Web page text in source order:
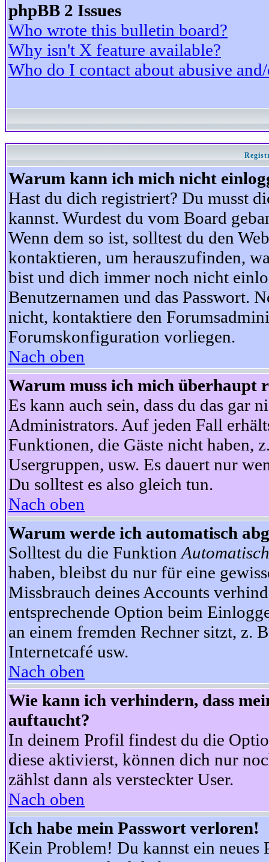
phpBB 2 Issues
Who wrote this bulletin board?
Why isn't X feature available?
Who do I contact about abusive
Warum kann ich mich nicht
Hast du dich registriert? Du musst
kannst. Wurdest du vom Board
Wenn dem so ist, solltest du den
kontaktieren, um herauszufinden,
bist und dich immer noch nicht
Benutzernamen und das Passwort.
nicht, kontaktiere den
Forumskonfiguration vorliegen.
Nach oben
Warum muss ich mich überhaupt
Es kann auch sein, dass du das gar
Administrators. Auf jeden Fall
Funktionen, die Gäste nicht haben,
Usergruppen, usw. Es dauert nur
Du solltest es also gleich tun.
Nach oben
Warum werde ich automatisch
Solltest du die Funktion
haben, bleibst du nur für eine
Missbrauch deines Accounts
entsprechende Option beim
an einem fremden Rechner sitzt, z.
Internetcafé usw.
Nach oben
Wie kann ich verhindern, dass
auftaucht?
In deinem Profil findest du die
diese aktivierst, können dich nur
zählst dann als versteckter User.
Nach oben
Ich habe mein Passwort verloren!
Kein Problem! Du kannst ein neues